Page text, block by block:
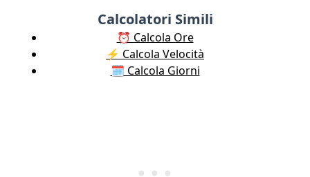
Calcolatori Simili
⏰ Calcola Ore
⚡️ Calcola Velocità
🗓️ Calcola Giorni